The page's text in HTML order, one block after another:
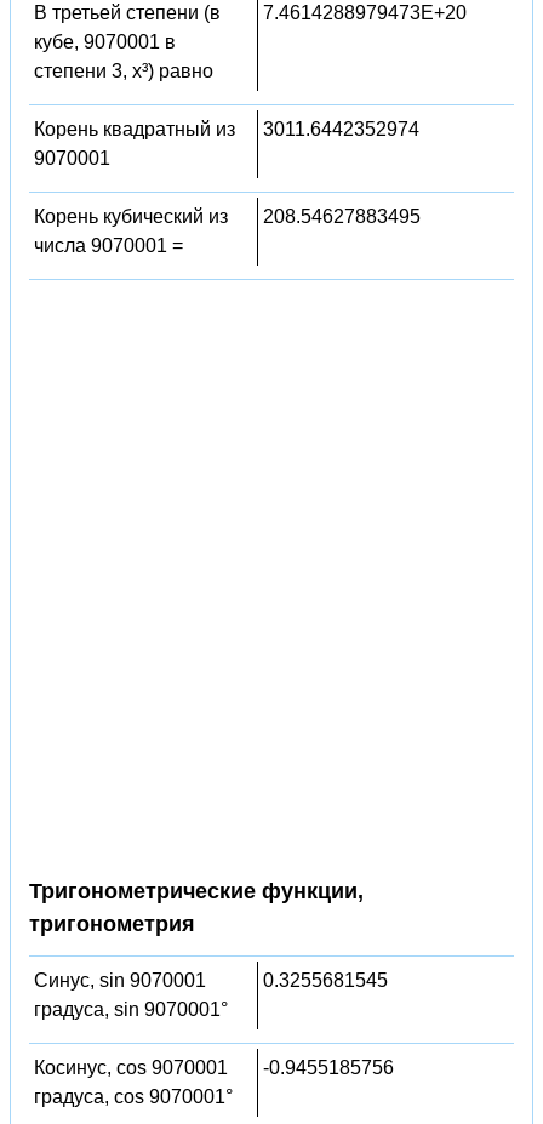
В третьей степени (в
кубе, 9070001 в
степени 3, x³) равно
7.4614288979473E+20
Корень квадратный из
9070001
3011.6442352974
Корень кубический из
числа 9070001 =
208.54627883495
Тригонометрические функции,
тригонометрия
Синус, sin 9070001
градуса, sin 9070001°
0.3255681545
Косинус, cos 9070001
градуса, cos 9070001°
-0.9455185756